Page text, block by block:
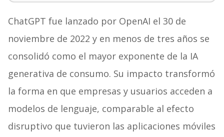
ChatGPT fue lanzado por OpenAI el 30 de
noviembre de 2022 y en menos de tres años se
consolidó como el mayor exponente de la IA
generativa de consumo. Su impacto transformó
la forma en que empresas y usuarios acceden a
modelos de lenguaje, comparable al efecto
disruptivo que tuvieron las aplicaciones móviles